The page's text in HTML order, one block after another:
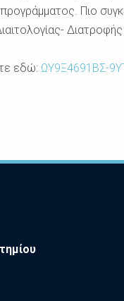
Πιο
εδώ: ΩΥ9Ξ4691ΒΣ-